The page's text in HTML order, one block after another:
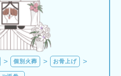
個別火葬 お骨上げ